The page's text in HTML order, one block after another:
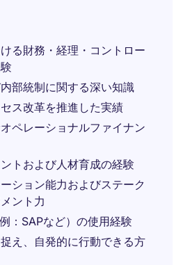
る財務・経理・コントロー
部統制に関する深い知識
ス改革を推進した実績
ペレーショナルファイナン
トおよび人材育成の経験
ション能力およびステーク
ント力
：SAPなど）の使用経験
え、自発的に行動できる方